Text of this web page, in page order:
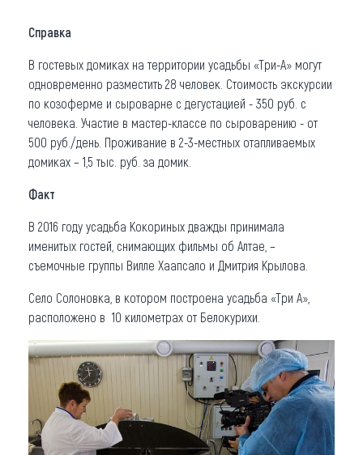
Справка
В гостевых домиках на территории усадьбы «Три-А» могут
одновременно разместить 28 человек. Стоимость экскурсии
по козоферме и сыроварне с дегустацией - 350 руб. с
человека. Участие в мастер-классе по сыроварению - от
500 руб./день. Проживание в 2-3-местных отапливаемых
домиках – 1,5 тыс. руб. за домик.
Факт
В 2016 году усадьба Кокориных дважды принимала
именитых гостей, снимающих фильмы об Алтае, –
съемочные группы Вилле Хаапсало и Дмитрия Крылова.
Село Солоновка, в котором построена усадьба «Три А»,
расположено в 10 километрах от Белокурихи.